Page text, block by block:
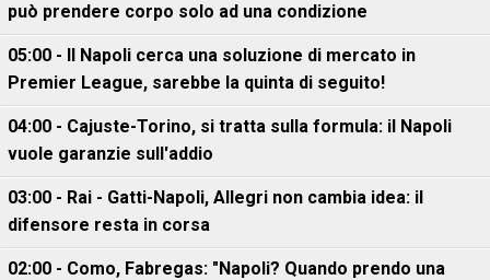
può prendere corpo solo ad una condizione
05:00 - Il Napoli cerca una soluzione di mercato in
Premier League, sarebbe la quinta di seguito!
04:00 - Cajuste-Torino, si tratta sulla formula: il Napoli
vuole garanzie sull'addio
03:00 - Rai - Gatti-Napoli, Allegri non cambia idea: il
difensore resta in corsa
02:00 - Como, Fabregas: "Napoli? Quando prendo una